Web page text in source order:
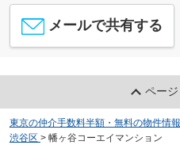
メールで共有する
ペー
東京の仲介手数料半額・無料の物件情報
渋谷区 > 幡ヶ谷コーエイマンション